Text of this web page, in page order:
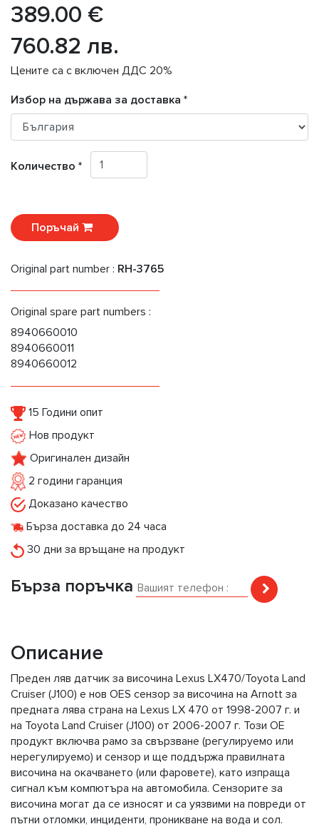
389.00 €
760.82 лв.
Цените са с включен ДДС 20%
Избор на държава за доставка *
Количество *
Поръчай
Original part number : RH-3765
Original spare part numbers :
8940660010
8940660011
8940660012
15 Години опит
Нов продукт
Оригинален дизайн
2 години гаранция
Доказано качество
Бърза доставка до 24 часа
30 дни за връщане на продукт
Бърза поръчка
Описание
Преден ляв датчик за височина Lexus LX470/Toyota Land
Cruiser (J100) е нов OES ​​сензор за височина на Arnott за
предната лява страна на Lexus LX 470 от 1998-2007 г. и
на Toyota Land Cruiser (J100) от 2006-2007 г. Този OE
продукт включва рамо за свързване (регулируемо или
нерегулируемо) и сензор и ще поддържа правилната
височина на окачването (или фаровете), като изпраща
сигнал към компютъра на автомобила. Сензорите за
височина могат да се износят и са уязвими на повреди от
пътни отломки, инциденти, проникване на вода и сол.